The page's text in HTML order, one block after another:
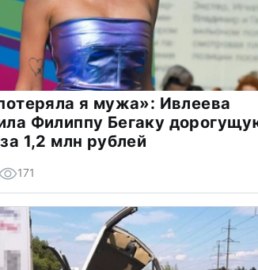
я мужа»: Ивлеева
Филиппу Бегаку
1,2 млн рублей
171